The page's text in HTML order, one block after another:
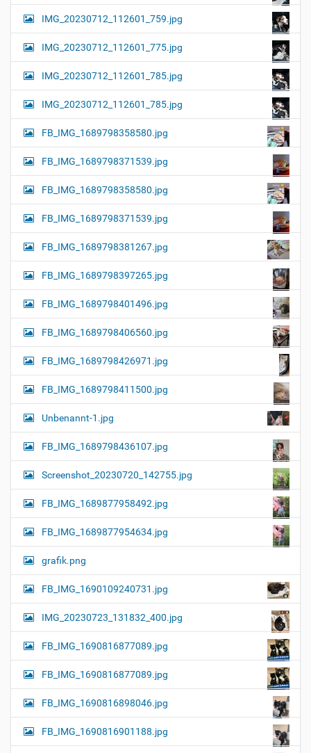
IMG_20230712_112601_759.jpg
IMG_20230712_112601_775.jpg
IMG_20230712_112601_785.jpg
IMG_20230712_112601_785.jpg
FB_IMG_1689798358580.jpg
FB_IMG_1689798371539.jpg
FB_IMG_1689798358580.jpg
FB_IMG_1689798371539.jpg
FB_IMG_1689798381267.jpg
FB_IMG_1689798397265.jpg
FB_IMG_1689798401496.jpg
FB_IMG_1689798406560.jpg
FB_IMG_1689798426971.jpg
FB_IMG_1689798411500.jpg
Unbenannt-1.jpg
FB_IMG_1689798436107.jpg
Screenshot_20230720_142755.jpg
FB_IMG_1689877958492.jpg
FB_IMG_1689877954634.jpg
grafik.png
FB_IMG_1690109240731.jpg
IMG_20230723_131832_400.jpg
FB_IMG_1690816877089.jpg
FB_IMG_1690816877089.jpg
FB_IMG_1690816898046.jpg
FB_IMG_1690816901188.jpg